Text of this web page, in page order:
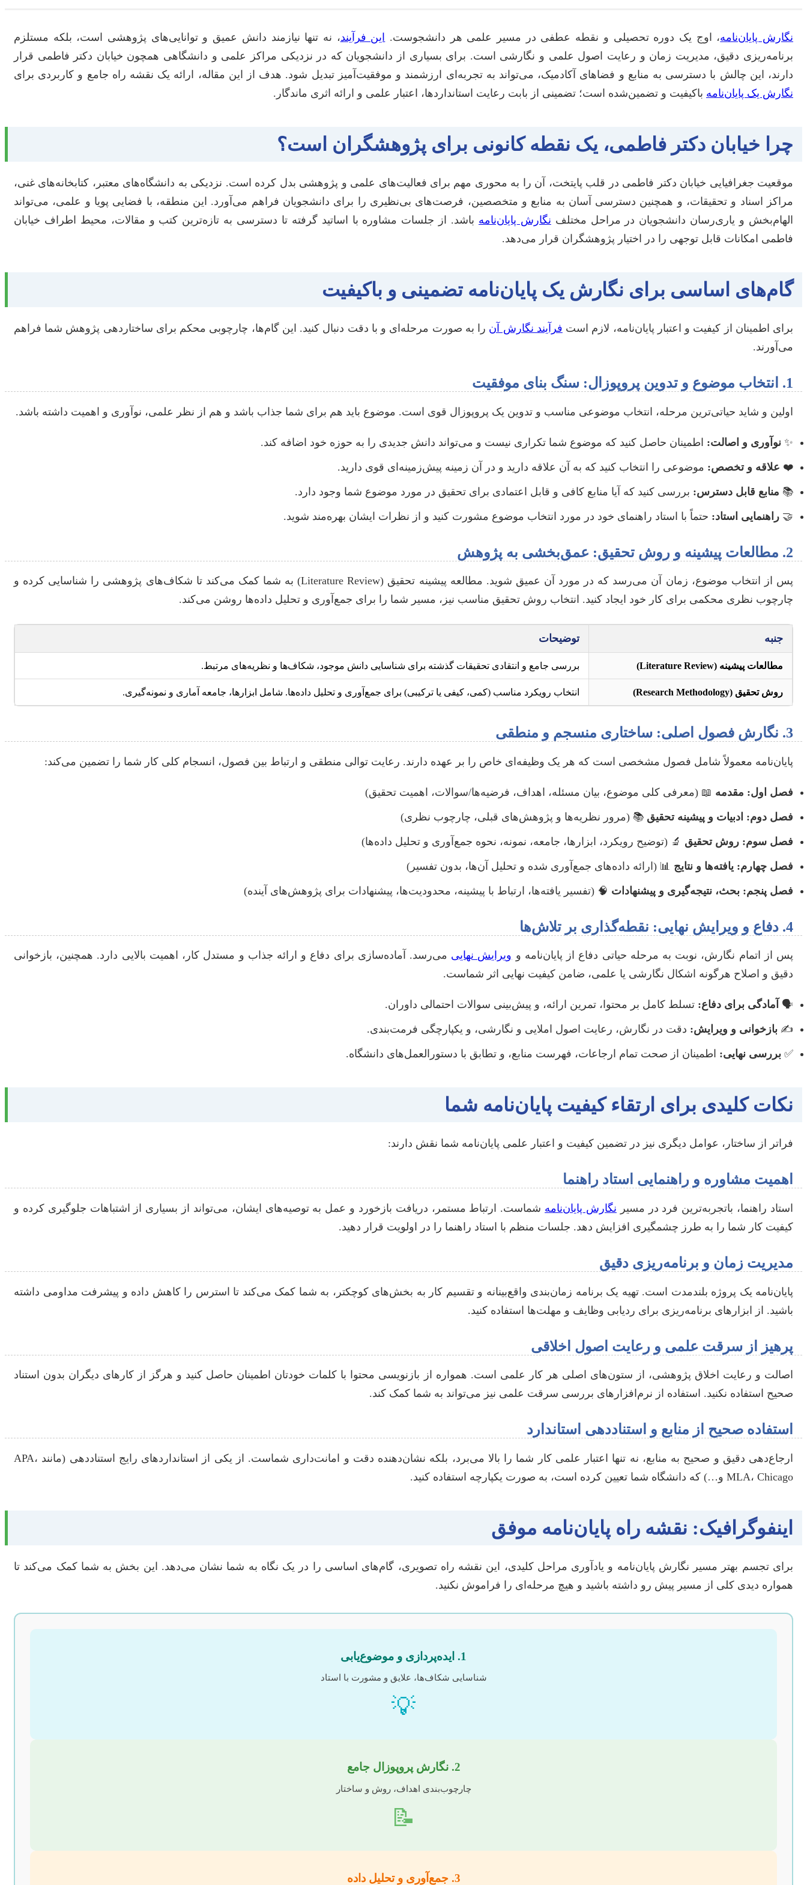
نگارش پایان‌نامه، اوج یک دوره تحصیلی و نقطه عطفی در مسیر علمی هر دانشجوست. این فرآیند، نه تنها نیازمند دانش عمیق و توانایی‌های پژوهشی است، بلکه مستلزم
برنامه‌ریزی دقیق، مدیریت زمان و رعایت اصول علمی و نگارشی است. برای بسیاری از دانشجویان که در نزدیکی مراکز علمی و دانشگاهی همچون خیابان دکتر فاطمی قرار
دارند، این چالش با دسترسی به منابع و فضاهای آکادمیک، می‌تواند به تجربه‌ای ارزشمند و موفقیت‌آمیز تبدیل شود. هدف از این مقاله، ارائه یک نقشه راه جامع و کاربردی برای
نگارش یک پایان‌نامه باکیفیت و تضمین‌شده است؛ تضمینی از بابت رعایت استانداردها، اعتبار علمی و ارائه اثری ماندگار.
چرا خیابان دکتر فاطمی، یک نقطه کانونی برای پژوهشگران است؟
موقعیت جغرافیایی خیابان دکتر فاطمی در قلب پایتخت، آن را به محوری مهم برای فعالیت‌های علمی و پژوهشی بدل کرده است. نزدیکی به دانشگاه‌های معتبر، کتابخانه‌های غنی،
مراکز اسناد و تحقیقات، و همچنین دسترسی آسان به منابع و متخصصین، فرصت‌های بی‌نظیری را برای دانشجویان فراهم می‌آورد. این منطقه، با فضایی پویا و علمی، می‌تواند
الهام‌بخش و یاری‌رسان دانشجویان در مراحل مختلف نگارش پایان‌نامه باشد. از جلسات مشاوره با اساتید گرفته تا دسترسی به تازه‌ترین کتب و مقالات، محیط اطراف خیابان
فاطمی امکانات قابل توجهی را در اختیار پژوهشگران قرار می‌دهد.
گام‌های اساسی برای نگارش یک پایان‌نامه تضمینی و باکیفیت
برای اطمینان از کیفیت و اعتبار پایان‌نامه، لازم است فرآیند نگارش آن را به صورت مرحله‌ای و با دقت دنبال کنید. این گام‌ها، چارچوبی محکم برای ساختاردهی پژوهش شما فراهم
می‌آورند.
1. انتخاب موضوع و تدوین پروپوزال: سنگ بنای موفقیت
اولین و شاید حیاتی‌ترین مرحله، انتخاب موضوعی مناسب و تدوین یک پروپوزال قوی است. موضوع باید هم برای شما جذاب باشد و هم از نظر علمی، نوآوری و اهمیت داشته باشد.
✨ نوآوری و اصالت: اطمینان حاصل کنید که موضوع شما تکراری نیست و می‌تواند دانش جدیدی را به حوزه خود اضافه کند.
❤️ علاقه و تخصص: موضوعی را انتخاب کنید که به آن علاقه دارید و در آن زمینه پیش‌زمینه‌ای قوی دارید.
📚 منابع قابل دسترس: بررسی کنید که آیا منابع کافی و قابل اعتمادی برای تحقیق در مورد موضوع شما وجود دارد.
🤝 راهنمایی استاد: حتماً با استاد راهنمای خود در مورد انتخاب موضوع مشورت کنید و از نظرات ایشان بهره‌مند شوید.
2. مطالعات پیشینه و روش تحقیق: عمق‌بخشی به پژوهش
پس از انتخاب موضوع، زمان آن می‌رسد که در مورد آن عمیق شوید. مطالعه پیشینه تحقیق (Literature Review) به شما کمک می‌کند تا شکاف‌های پژوهشی را شناسایی کرده و
چارچوب نظری محکمی برای کار خود ایجاد کنید. انتخاب روش تحقیق مناسب نیز، مسیر شما را برای جمع‌آوری و تحلیل داده‌ها روشن می‌کند.
جنبه توضیحات
مطالعات پیشینه (Literature Review) بررسی جامع و انتقادی تحقیقات گذشته برای شناسایی دانش موجود، شکاف‌ها و نظریه‌های مرتبط.
روش تحقیق (Research Methodology) انتخاب رویکرد مناسب (کمی، کیفی یا ترکیبی) برای جمع‌آوری و تحلیل داده‌ها. شامل ابزارها، جامعه آماری و نمونه‌گیری.
3. نگارش فصول اصلی: ساختاری منسجم و منطقی
پایان‌نامه معمولاً شامل فصول مشخصی است که هر یک وظیفه‌ای خاص را بر عهده دارند. رعایت توالی منطقی و ارتباط بین فصول، انسجام کلی کار شما را تضمین می‌کند:
فصل اول: مقدمه 📖 (معرفی کلی موضوع، بیان مسئله، اهداف، فرضیه‌ها/سوالات، اهمیت تحقیق)
فصل دوم: ادبیات و پیشینه تحقیق 📚 (مرور نظریه‌ها و پژوهش‌های قبلی، چارچوب نظری)
فصل سوم: روش تحقیق 🔬 (توضیح رویکرد، ابزارها، جامعه، نمونه، نحوه جمع‌آوری و تحلیل داده‌ها)
فصل چهارم: یافته‌ها و نتایج 📊 (ارائه داده‌های جمع‌آوری شده و تحلیل آن‌ها، بدون تفسیر)
فصل پنجم: بحث، نتیجه‌گیری و پیشنهادات 🧠 (تفسیر یافته‌ها، ارتباط با پیشینه، محدودیت‌ها، پیشنهادات برای پژوهش‌های آینده)
4. دفاع و ویرایش نهایی: نقطه‌گذاری بر تلاش‌ها
پس از اتمام نگارش، نوبت به مرحله حیاتی دفاع از پایان‌نامه و ویرایش نهایی می‌رسد. آماده‌سازی برای دفاع و ارائه جذاب و مستدل کار، اهمیت بالایی دارد. همچنین، بازخوانی
دقیق و اصلاح هرگونه اشکال نگارشی یا علمی، ضامن کیفیت نهایی اثر شماست.
🗣️ آمادگی برای دفاع: تسلط کامل بر محتوا، تمرین ارائه، و پیش‌بینی سوالات احتمالی داوران.
✍️ بازخوانی و ویرایش: دقت در نگارش، رعایت اصول املایی و نگارشی، و یکپارچگی فرمت‌بندی.
✅ بررسی نهایی: اطمینان از صحت تمام ارجاعات، فهرست منابع، و تطابق با دستورالعمل‌های دانشگاه.
نکات کلیدی برای ارتقاء کیفیت پایان‌نامه شما
فراتر از ساختار، عوامل دیگری نیز در تضمین کیفیت و اعتبار علمی پایان‌نامه شما نقش دارند:
اهمیت مشاوره و راهنمایی استاد راهنما
استاد راهنما، باتجربه‌ترین فرد در مسیر نگارش پایان‌نامه شماست. ارتباط مستمر، دریافت بازخورد و عمل به توصیه‌های ایشان، می‌تواند از بسیاری از اشتباهات جلوگیری کرده و
کیفیت کار شما را به طرز چشمگیری افزایش دهد. جلسات منظم با استاد راهنما را در اولویت قرار دهید.
مدیریت زمان و برنامه‌ریزی دقیق
پایان‌نامه یک پروژه بلندمدت است. تهیه یک برنامه زمان‌بندی واقع‌بینانه و تقسیم کار به بخش‌های کوچکتر، به شما کمک می‌کند تا استرس را کاهش داده و پیشرفت مداومی داشته
باشید. از ابزارهای برنامه‌ریزی برای ردیابی وظایف و مهلت‌ها استفاده کنید.
پرهیز از سرقت علمی و رعایت اصول اخلاقی
اصالت و رعایت اخلاق پژوهشی، از ستون‌های اصلی هر کار علمی است. همواره از بازنویسی محتوا با کلمات خودتان اطمینان حاصل کنید و هرگز از کارهای دیگران بدون استناد
صحیح استفاده نکنید. استفاده از نرم‌افزارهای بررسی سرقت علمی نیز می‌تواند به شما کمک کند.
استفاده صحیح از منابع و استناددهی استاندارد
ارجاع‌دهی دقیق و صحیح به منابع، نه تنها اعتبار علمی کار شما را بالا می‌برد، بلکه نشان‌دهنده دقت و امانت‌داری شماست. از یکی از استانداردهای رایج استناددهی (مانند APA،
MLA، Chicago و…) که دانشگاه شما تعیین کرده است، به صورت یکپارچه استفاده کنید.
اینفوگرافیک: نقشه راه پایان‌نامه موفق
برای تجسم بهتر مسیر نگارش پایان‌نامه و یادآوری مراحل کلیدی، این نقشه راه تصویری، گام‌های اساسی را در یک نگاه به شما نشان می‌دهد. این بخش به شما کمک می‌کند تا
همواره دیدی کلی از مسیر پیش رو داشته باشید و هیچ مرحله‌ای را فراموش نکنید.
1. ایده‌پردازی و موضوع‌یابی
شناسایی شکاف‌ها، علایق و مشورت با استاد
💡
2. نگارش پروپوزال جامع
چارچوب‌بندی اهداف، روش و ساختار
📝
3. جمع‌آوری و تحلیل داده